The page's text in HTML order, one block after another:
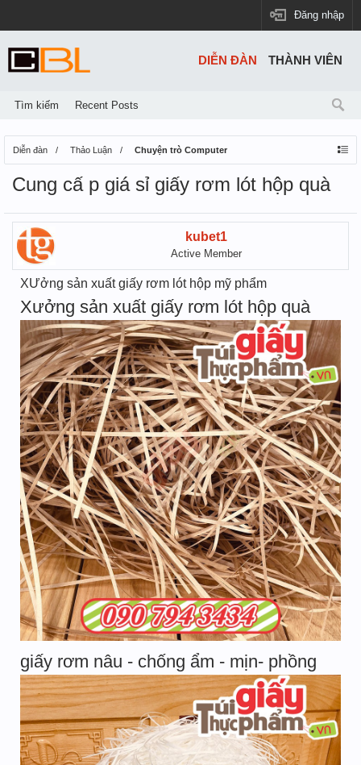
Đăng nhập
Diễn đàn Thảo Luận Chuyện trò Computer
Cung cấ p giá sỉ giấy rơm lót hộp quà
kubet1
Active Member
XƯởng sản xuất giấy rơm lót hộp mỹ phẩm
Xưởng sản xuất giấy rơm lót hộp quà
giấy rơm nâu - chống ẩm - mịn- phồng
DIỄN ĐÀN
Tìm kiếm Recent Posts
THÀNH VIÊN